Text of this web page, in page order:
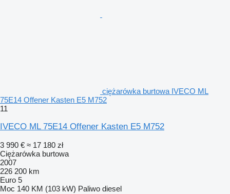
ciężarówka burtowa IVECO ML
75E14 Offener Kasten E5 M752
11
IVECO ML 75E14 Offener Kasten E5 M752
3 990 € ≈ 17 180 zł
Ciężarówka burtowa
2007
226 200 km
Euro 5
Moc 140 KM (103 kW) Paliwo diesel